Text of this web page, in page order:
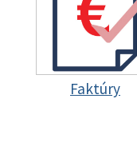
Faktúry